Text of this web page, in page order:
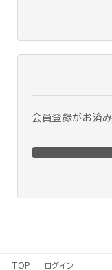
会員登録がお済
TOP ログイン